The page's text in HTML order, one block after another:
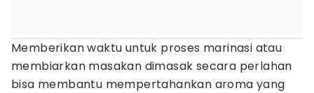
Memberikan waktu untuk proses marinasi atau
membiarkan masakan dimasak secara perlahan
bisa membantu mempertahankan aroma yang